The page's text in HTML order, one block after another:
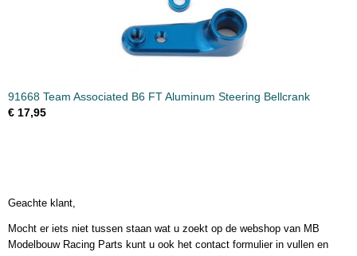
91668 Team Associated B6 FT Aluminum Steering Bellcrank
€ 17,95
Geachte klant,
Mocht er iets niet tussen staan wat u zoekt op de webshop van MB
Modelbouw Racing Parts kunt u ook het contact formulier in vullen en